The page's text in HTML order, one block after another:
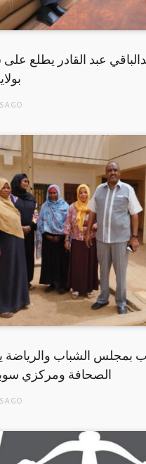
عبد القادر يطلع
AGO
بمجلس الشباب والرياضة
الصحافة ومركزي
AGO